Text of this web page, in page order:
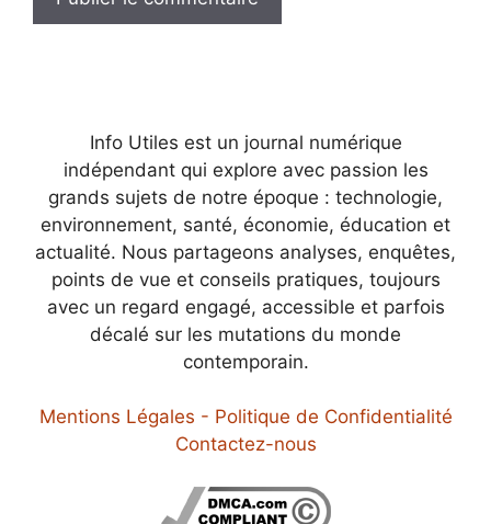
Info Utiles est un journal numérique
indépendant qui explore avec passion les
grands sujets de notre époque : technologie,
environnement, santé, économie, éducation et
actualité. Nous partageons analyses, enquêtes,
points de vue et conseils pratiques, toujours
avec un regard engagé, accessible et parfois
décalé sur les mutations du monde
contemporain.
Mentions Légales - Politique de Confidentialité
Contactez-nous